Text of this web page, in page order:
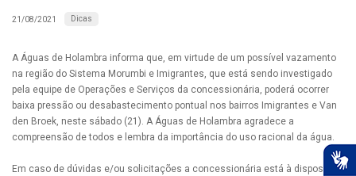
21/08/2021 Dicas
A Águas de Holambra informa que, em virtude de um possível vazamento
na região do Sistema Morumbi e Imigrantes, que está sendo investigado
pela equipe de Operações e Serviços da concessionária, poderá ocorrer
baixa pressão ou desabastecimento pontual nos bairros Imigrantes e Van
den Broek, neste sábado (21). A Águas de Holambra agradece a
compreensão de todos e lembra da importância do uso racional da água.
Em caso de dúvidas e/ou solicitações a concessionária está à disposição